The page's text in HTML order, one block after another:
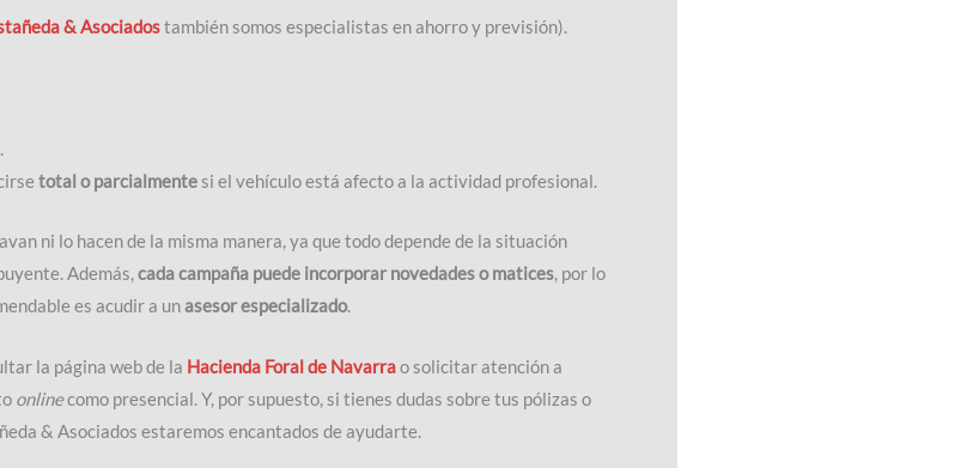
& Asociadostambién somos especialistas en ahorro y previsión).
total o parcialmentesi el vehículo está afecto a la actividad profesional.
ni lo hacen de la misma manera, ya que todo depende de la situación
Además,cada campaña puede incorporar novedades o matices, por lo
es acudir a unasesor especializado.
la página web de la Hacienda Foral de Navarrao solicitar atención a
onlinecomo presencial. Y, por supuesto, si tienes dudas sobre tus pólizas o
& Asociados estaremos encantados de ayudarte.